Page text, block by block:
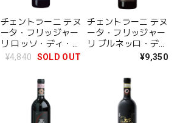
チェントラーニ テヌ
ータ・フリッジャー
リ ロッソ・ディ・モ
ンタルチーノ
¥4,840 SOLD OUT
チェントラーニ テヌ
ータ・フリッジャー
リ ブルネッロ・デ
ィ・モンタルチーノ
¥9,350